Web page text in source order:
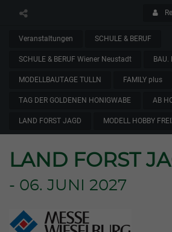
Veranstaltungen SCHULE & BERUF
SCHULE & BERUF Wiener Neustadt BAU.
MODELLBAUTAGE TULLN FAMILY plus
TAG DER GOLDENEN HONIGWABE AB
LAND FORST JAGD MODELL HOBBY
LAND FORST
- 06. JUNI 2027